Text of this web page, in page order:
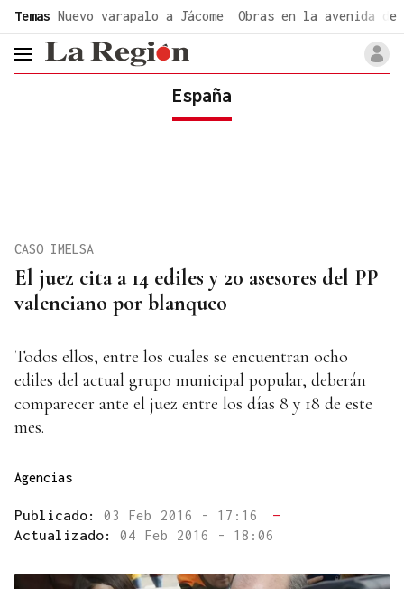
Temas Nuevo varapalo a Jácome Obras en la avenida de
header.menu.open
España
El juez cita a 14 ediles y 20 asesores del PP
valenciano por blanqueo
CASO IMELSA
Todos ellos, entre los cuales se encuentran ocho
ediles del actual grupo municipal popular, deberán
comparecer ante el juez entre los días 8 y 18 de este
mes.
Agencias
Publicado: 03 Feb 2016 - 17:16
—
Actualizado: 04 Feb 2016 - 18:06